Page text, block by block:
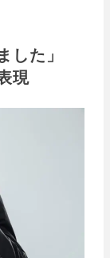
した」
現